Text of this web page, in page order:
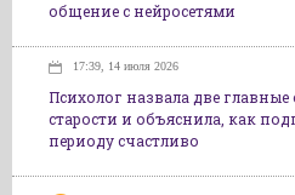
общение с нейросетями
17:39, 14 июля 2026
Психолог назвала две
старости и объяснила, как
периоду счастливо